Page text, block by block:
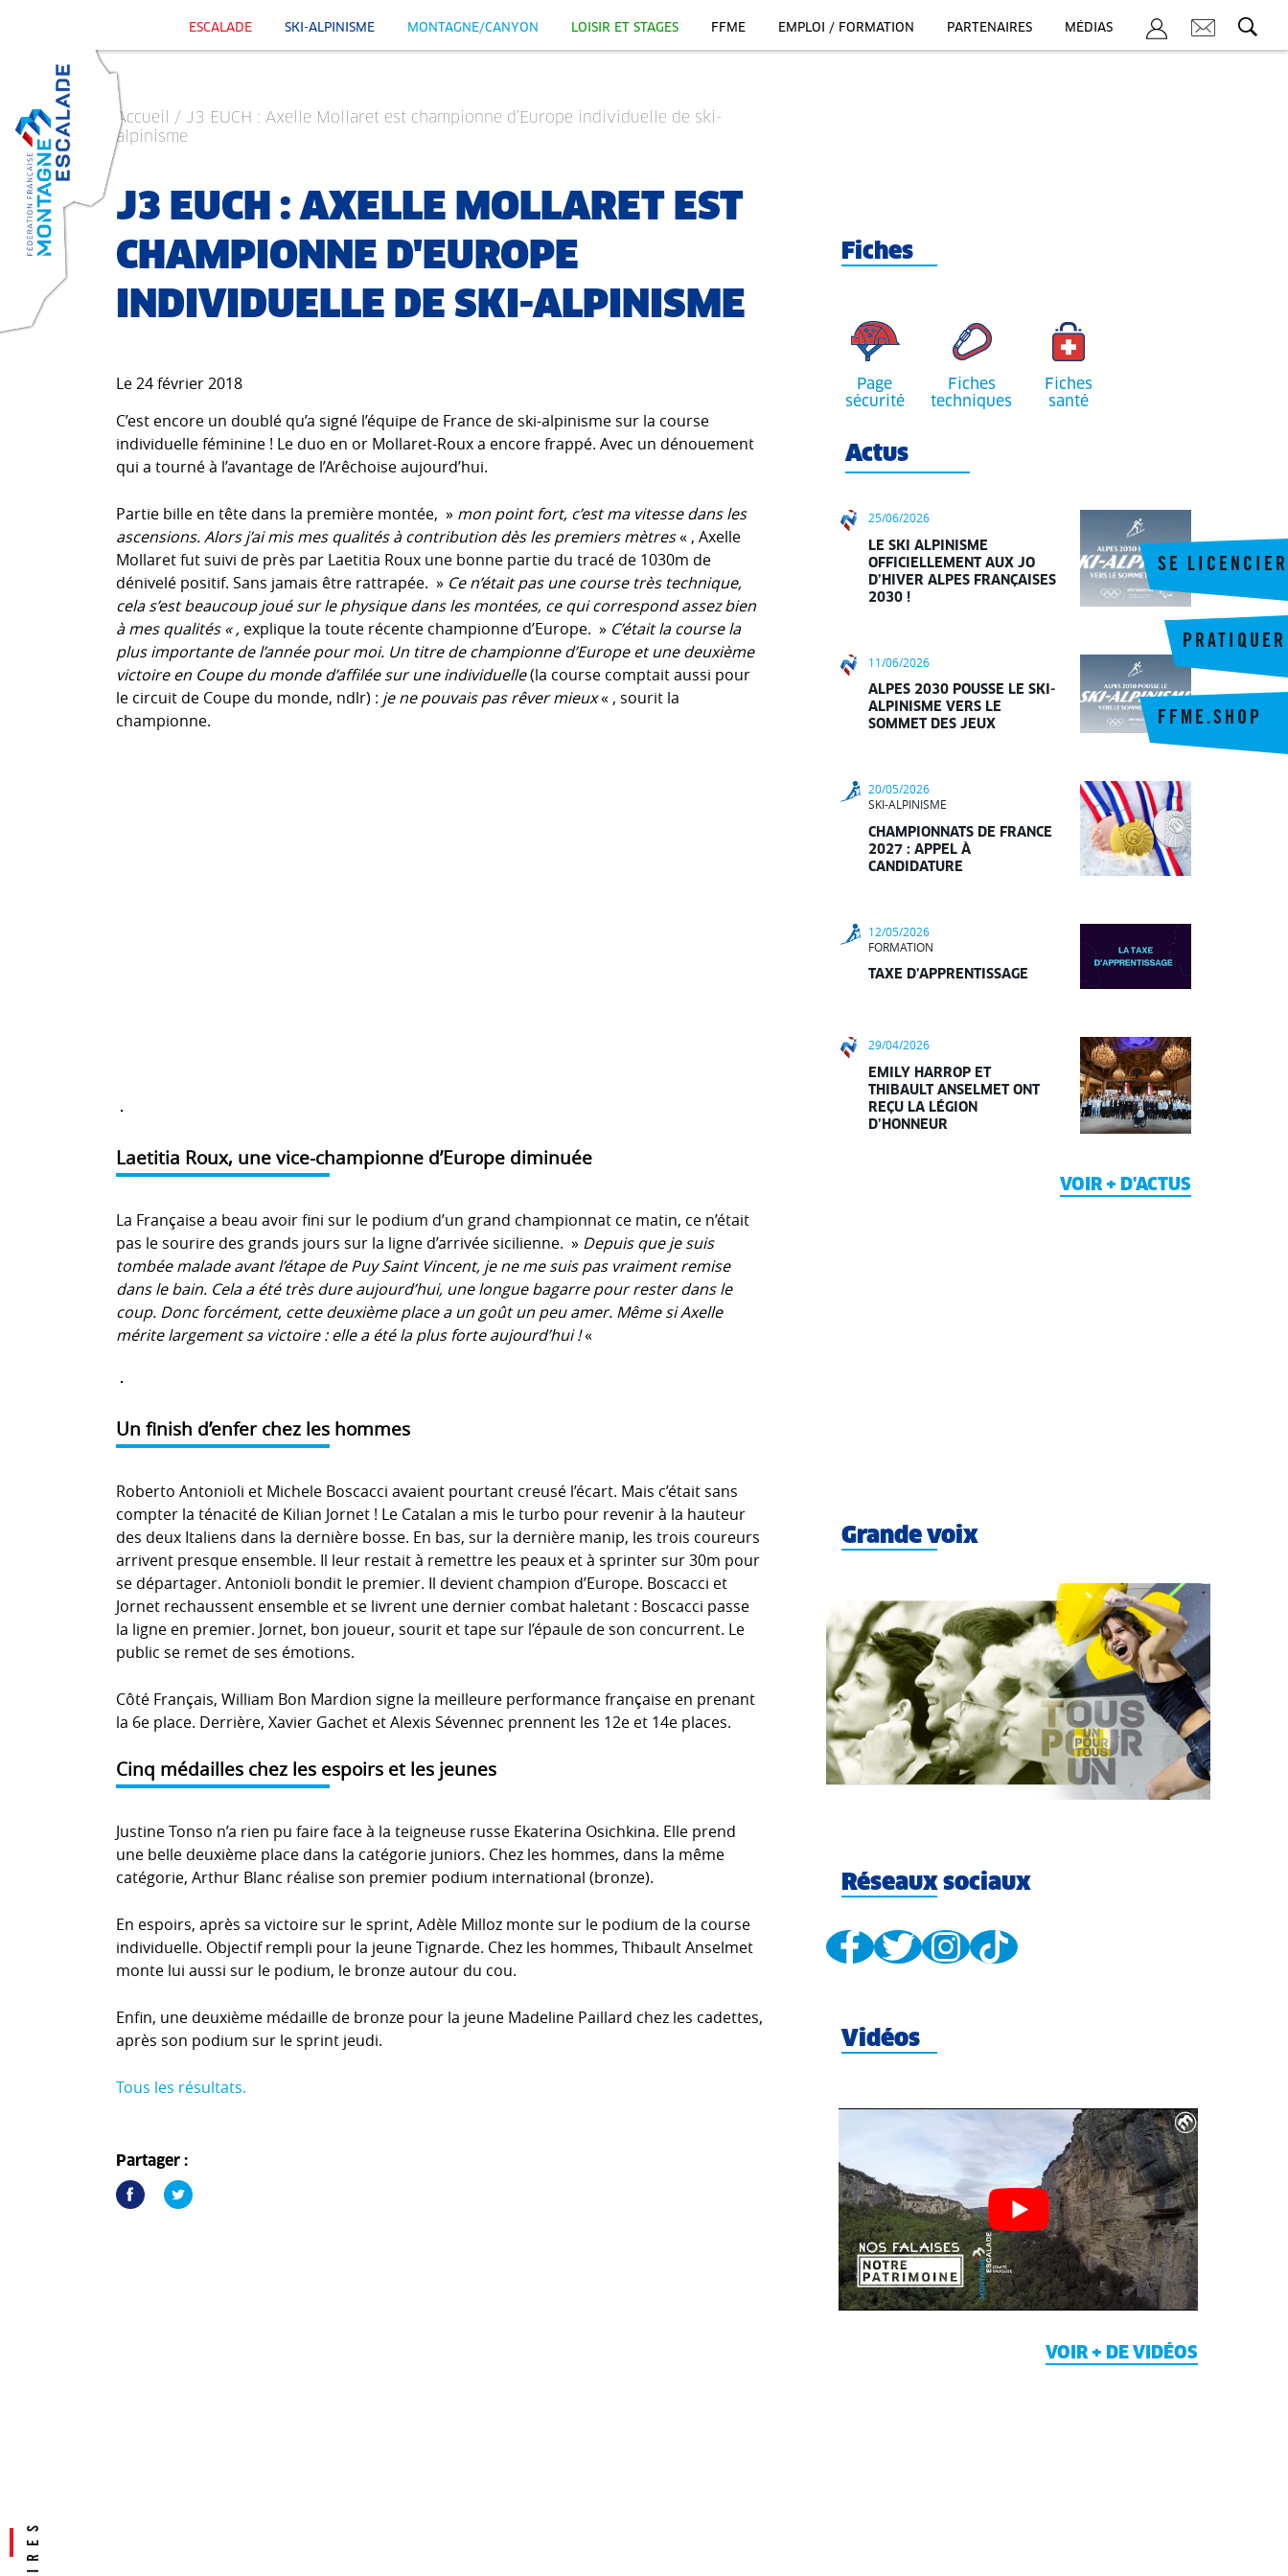
ESCALADE SKI-ALPINISME MONTAGNE/CANYON LOISIR ET STAGES FFME EMPLOI / FORMATION PARTENAIRES MÉDIAS
SE LICENCIER
FFME.SHOP
PRATIQUER
Accueil
/ J3 EUCH : Axelle Mollaret est championne d’Europe individuelle de ski-
alpinisme
J3 EUCH : AXELLE MOLLARET EST
CHAMPIONNE D'EUROPE
INDIVIDUELLE DE SKI-ALPINISME
Le 24 février 2018
C’est encore un doublé qu’a signé l’équipe de France de ski-alpinisme sur la course
individuelle féminine ! Le duo en or Mollaret-Roux a encore frappé. Avec un dénouement
qui a tourné à l’avantage de l’Arêchoise aujourd’hui.
Partie bille en tête dans la première montée, » mon point fort, c’est ma vitesse dans les
ascensions. Alors j’ai mis mes qualités à contribution dès les premiers mètres« , Axelle
Mollaret fut suivi de près par Laetitia Roux une bonne partie du tracé de 1030m de
dénivelé positif. Sans jamais être rattrapée. » Ce n’était pas une course très technique,
cela s’est beaucoup joué sur le physique dans les montées, ce qui correspond assez bien
à mes qualités « , explique la toute récente championne d’Europe. » C’était la course la
plus importante de l’année pour moi. Un titre de championne d’Europe et une deuxième
victoire en Coupe du monde d’affilée sur une individuelle(la course comptait aussi pour
le circuit de Coupe du monde, ndlr) : je ne pouvais pas rêver mieux« , sourit la
championne.
Laetitia Roux, une vice-championne d’Europe diminuée
La Française a beau avoir fini sur le podium d’un grand championnat ce matin, ce n’était
pas le sourire des grands jours sur la ligne d’arrivée sicilienne. » Depuis que je suis
tombée malade avant l’étape de Puy Saint Vincent, je ne me suis pas vraiment remise
dans le bain. Cela a été très dure aujourd’hui, une longue bagarre pour rester dans le
coup. Donc forcément, cette deuxième place a un goût un peu amer. Même si Axelle
mérite largement sa victoire : elle a été la plus forte aujourd’hui !«
Un finish d’enfer chez les hommes
Roberto Antonioli et Michele Boscacci avaient pourtant creusé l’écart. Mais c’était sans
compter la ténacité de Kilian Jornet ! Le Catalan a mis le turbo pour revenir à la hauteur
des deux Italiens dans la dernière bosse. En bas, sur la dernière manip, les trois coureurs
arrivent presque ensemble. Il leur restait à remettre les peaux et à sprinter sur 30m pour
se départager. Antonioli bondit le premier. Il devient champion d’Europe. Boscacci et
Jornet rechaussent ensemble et se livrent une dernier combat haletant : Boscacci passe
la ligne en premier. Jornet, bon joueur, sourit et tape sur l’épaule de son concurrent. Le
public se remet de ses émotions.
Côté Français, William Bon Mardion signe la meilleure performance française en prenant
la 6e place. Derrière, Xavier Gachet et Alexis Sévennec prennent les 12e et 14e places.
Cinq médailles chez les espoirs et les jeunes
Justine Tonso n’a rien pu faire face à la teigneuse russe Ekaterina Osichkina. Elle prend
une belle deuxième place dans la catégorie juniors. Chez les hommes, dans la même
catégorie, Arthur Blanc réalise son premier podium international (bronze).
En espoirs, après sa victoire sur le sprint, Adèle Milloz monte sur le podium de la course
individuelle. Objectif rempli pour la jeune Tignarde. Chez les hommes, Thibault Anselmet
monte lui aussi sur le podium, le bronze autour du cou.
Enfin, une deuxième médaille de bronze pour la jeune Madeline Paillard chez les cadettes,
après son podium sur le sprint jeudi.
Tous les résultats.
Partager :
Fiches
Page
sécurité
Fiches
techniques
Fiches
santé
Actus
25/06/2026
LE SKI ALPINISME
OFFICIELLEMENT AUX JO
D’HIVER ALPES FRANÇAISES
2030 !
11/06/2026
ALPES 2030 POUSSE LE SKI-
ALPINISME VERS LE
SOMMET DES JEUX
20/05/2026
SKI-ALPINISME
CHAMPIONNATS DE FRANCE
2027 : APPEL À
CANDIDATURE
12/05/2026
FORMATION
TAXE D’APPRENTISSAGE
29/04/2026
EMILY HARROP ET
THIBAULT ANSELMET ONT
REÇU LA LÉGION
D’HONNEUR
VOIR + D'ACTUS
Grande voix
Réseaux sociaux
Vidéos
VOIR + DE VIDÉOS